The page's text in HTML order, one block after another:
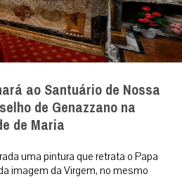
ao Santuário de Nossa
de Genazzano na
de Maria
uma pintura que retrata o Papa
imagem da Virgem, no mesmo